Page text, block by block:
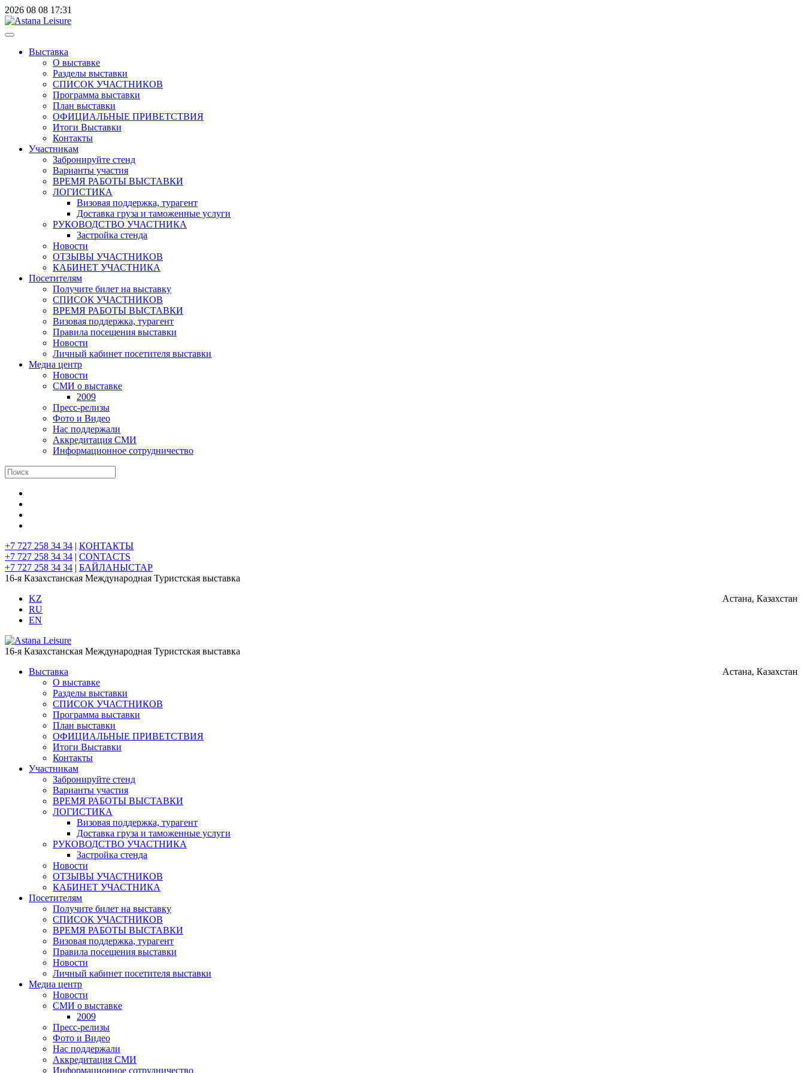
2026 08 08 17:31
Выставка
О выставке
Разделы выставки
СПИСОК УЧАСТНИКОВ
Программа выставки
План выставки
ОФИЦИАЛЬНЫЕ ПРИВЕТСТВИЯ
Итоги Выставки
Контакты
Участникам
Забронируйте стенд
Варианты участия
ВРЕМЯ РАБОТЫ ВЫСТАВКИ
ЛОГИСТИКА
Визовая поддержка, турагент
Доставка груза и таможенные услуги
РУКОВОДСТВО УЧАСТНИКА
Застройка стенда
Новости
ОТЗЫВЫ УЧАСТНИКОВ
КАБИНЕТ УЧАСТНИКА
Посетителям
Получите билет на выставку
СПИСОК УЧАСТНИКОВ
ВРЕМЯ РАБОТЫ ВЫСТАВКИ
Визовая поддержка, турагент
Правила посещения выставки
Новости
Личный кабинет посетителя выставки
Медиа центр
Новости
СМИ о выставке
2009
Пресс-релизы
Фото и Видео
Нас поддержали
Аккредитация СМИ
Информационное сотрудничество
+7 727 258 34 34 | КОНТАКТЫ
+7 727 258 34 34 | CONTACTS
+7 727 258 34 34 | БАЙЛАНЫСТАР
16-я Казахстанская Международная Туристская выставка
Астана, Казахстан
KZ
RU
EN
16-я Казахстанская Международная Туристская выставка
Астана, Казахстан
Выставка
О выставке
Разделы выставки
СПИСОК УЧАСТНИКОВ
Программа выставки
План выставки
ОФИЦИАЛЬНЫЕ ПРИВЕТСТВИЯ
Итоги Выставки
Контакты
Участникам
Забронируйте стенд
Варианты участия
ВРЕМЯ РАБОТЫ ВЫСТАВКИ
ЛОГИСТИКА
Визовая поддержка, турагент
Доставка груза и таможенные услуги
РУКОВОДСТВО УЧАСТНИКА
Застройка стенда
Новости
ОТЗЫВЫ УЧАСТНИКОВ
КАБИНЕТ УЧАСТНИКА
Посетителям
Получите билет на выставку
СПИСОК УЧАСТНИКОВ
ВРЕМЯ РАБОТЫ ВЫСТАВКИ
Визовая поддержка, турагент
Правила посещения выставки
Новости
Личный кабинет посетителя выставки
Медиа центр
Новости
СМИ о выставке
2009
Пресс-релизы
Фото и Видео
Нас поддержали
Аккредитация СМИ
Информационное сотрудничество